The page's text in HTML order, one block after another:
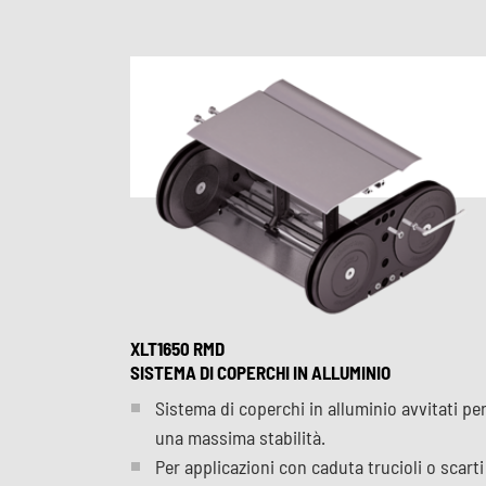
XLT1650 RMD
SISTEMA DI COPERCHI IN ALLUMINIO
Sistema di coperchi in alluminio avvitati per
una massima stabilità.
Per applicazioni con caduta trucioli o scarti